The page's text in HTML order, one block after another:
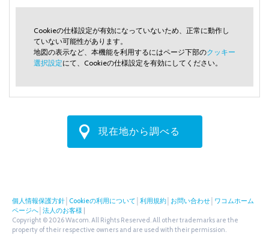
Cookieの仕様設定が有効になっていないため、正常に動作し
ていない可能性があります。
地図の表示など、本機能を利用するにはページ下部のクッキー
選択設定にて、Cookieの仕様設定を有効にしてください。
現在地から調べる
個人情報保護方針 Cookieの利用について 利用規約 お問い合わせ ワコムホーム
ページへ 法人のお客様
Copyright © 2026 Wacom. All Rights Reserved. All other trademarks are the
property of their respective owners and are used with their permission.